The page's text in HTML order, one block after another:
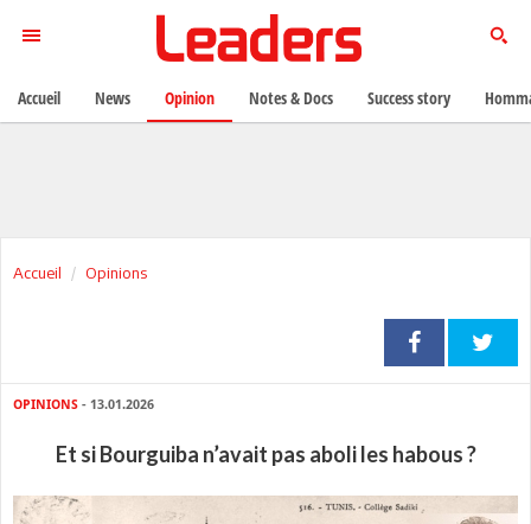
Accueil Opinions
OPINIONS - 13.01.2026
Et si Bourguiba n’avait pas aboli les habous ?
Accueil News Opinion Notes & Docs Success story